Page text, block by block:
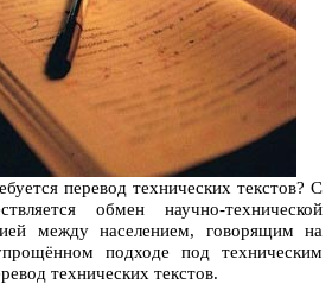
перевод технических текстов? С
обмен научно-технической
между населением, говорящим на
подходе под техническим
технических текстов.